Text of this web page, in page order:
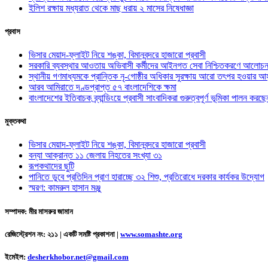
ইলিশ রক্ষায় মধ্যরাত থেকে মাছ ধরায় ২ মাসের নিষেধাজ্ঞা
প্রবাস
ভিসার মেয়াদ-ফ্লাইট নিয়ে শঙ্কা, বিমানবন্দরে হাজারো প্রবাসী
সরকারি ব্যবস্থার আওতায় অভিবাসী কর্মীদের আইনগত সেবা নিশ্চিতকরণে
স্থানীয় গণমাধ্যমকে প্রান্তিক নৃ-গোষ্ঠীর অধিকার সুরক্ষায় আরো তৎপর হওয়ার
আরব আমিরাতে দণ্ডপ্রাপ্ত ৫৭ বাংলাদেশিকে ক্ষমা
বাংলাদেশের ইতিবাচক ব্র্যান্ডিংয়ে প্রবাসী সাংবাদিকরা গুরুত্বপূর্ণ ভূমিকা পালন
মুক্তকথা
ভিসার মেয়াদ-ফ্লাইট নিয়ে শঙ্কা, বিমানবন্দরে হাজারো প্রবাসী
বন্যা আক্রান্ত ১১ জেলায় নিহতের সংখ্যা ৩১
রূপকথাদের ছুটি
পানিতে ডুবে প্রতিদিন প্রাণ হারাচ্ছে ৩২ শিশু, প্রতিরোধে দরকার কার্যকর উদ্যোগ
স্মরণ: কামরুল হাসান মঞ্জু
সম্পাদক: মীর মাসরুর জামান
রেজিস্ট্রেশন নং: ২১১ | একটি সমষ্টি প্রকাশনা | www.somashte.org
ইমেইল: desherkhobor.net@gmail.com